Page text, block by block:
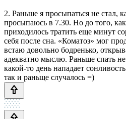
2. Раньше я просыпаться не стал,
просыпаюсь в 7.30. Но до того,
приходилось тратить еще минут
себя после сна. «Коматоз» мог
встаю довольно бодренько,
адекватно мыслю. Раньше спать
какой-то день нападает
так и раньще случалось =)